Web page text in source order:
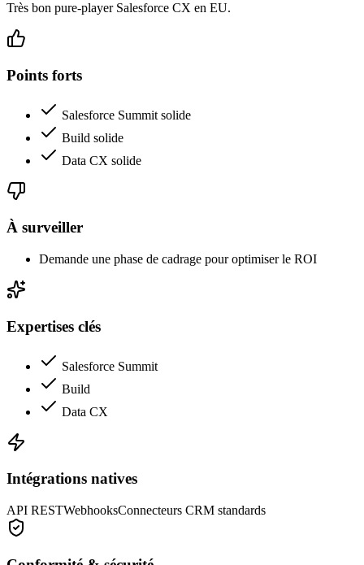
Très bon pure-player Salesforce CX en EU.
Points forts
Salesforce Summit solide
Build solide
Data CX solide
À surveiller
Demande une phase de cadrage pour optimiser le ROI
Expertises clés
Salesforce Summit
Build
Data CX
Intégrations natives
API RESTWebhooksConnecteurs CRM standards